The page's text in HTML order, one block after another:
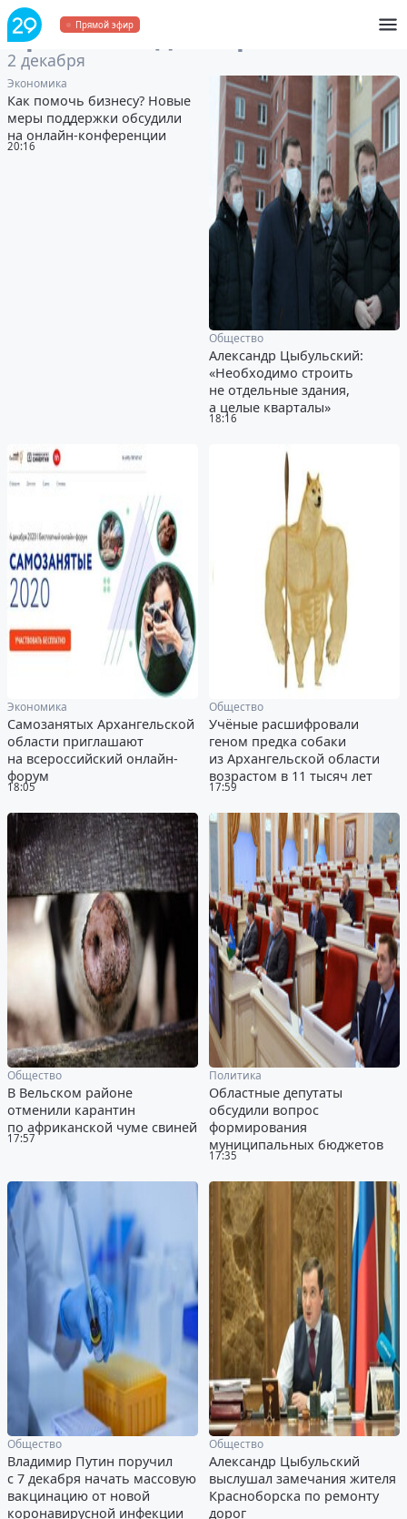
Прямой эфир
Архивза 2 декабря 2020
2 декабря
20:16
Экономика
Как помочь бизнесу? Новые
меры поддержки обсудили
на онлайн-конференции
18:16
Общество
Александр Цыбульский:
«Необходимо строить
не отдельные здания,
а целые кварталы»
18:05
Экономика
Самозанятых Архангельской
области приглашают
на всероссийский онлайн-
форум
17:59
Общество
Учёные расшифровали
геном предка собаки
из Архангельской области
возрастом в 11 тысяч лет
17:57
Общество
В Вельском районе
отменили карантин
по африканской чуме свиней
17:35
Политика
Областные депутаты
обсудили вопрос
формирования
муниципальных бюджетов
Общество
Владимир Путин поручил
с 7 декабря начать массовую
вакцинацию от новой
коронавирусной инфекции
Общество
Александр Цыбульский
выслушал замечания жителя
Красноборска по ремонту
дорог